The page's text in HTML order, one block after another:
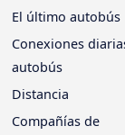
El último autobús
Conexiones
autobús
Distancia
Compañías de